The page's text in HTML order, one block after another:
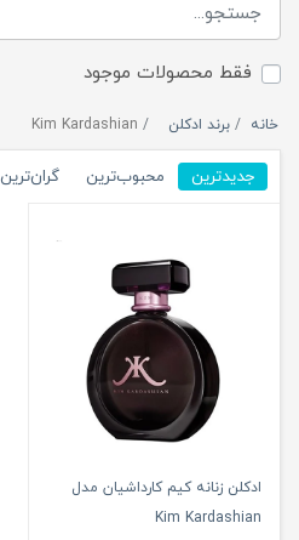
فقط محصولات موجود
خانه برند ادکلن Kim Kardashian
جدیدترین محبوب‌ترین گران‌ترین
ادکلن زنانه کیم کارداشیان مدل
Kim Kardashian